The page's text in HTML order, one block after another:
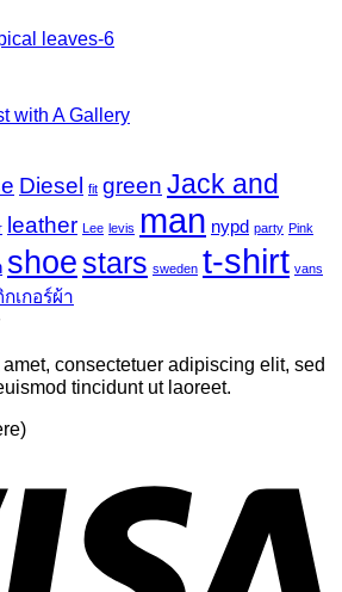
นวาส
บน
ไว
leaves-6ไม่มี
mural-
tropical
leaves-
with A Galleryไม่มี
เห็น
บน
Just
another
post
Diesel fit green Jack and
leather Lee levis man nypd party Pink
shoe stars sweden t-shirt vans
เกอร์ผ้า
consectetuer adipiscing elit, sed
tincidunt ut laoreet.